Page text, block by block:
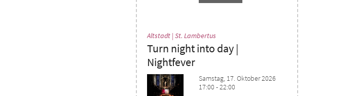
Altstadt | St. Lambertus
Turn night into day |
Nightfever
Samstag, 17. Oktober 2026
17:00 - 22:00